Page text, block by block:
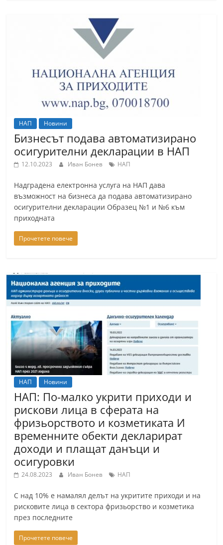
НАП Новини
Бизнесът подава автоматизирано
осигурителни декларации в НАП
12.10.2023 Иван Бонев НАП
Надградена електронна услуга на НАП дава
възможност на бизнеса да подава автоматизирано
осигурителни декларации Образец №1 и №6 към
приходната
Прочетете повече
НАП Новини
НАП: По-малко укрити приходи и
рискови лица в сферата на
фризьорството и козметиката И
временните обекти декларират
доходи и плащат данъци и
осигуровки
24.08.2023 Иван Бонев НАП
С над 10% е намалял делът на укритите приходи и на
рисковите лица в сектора фризьорство и козметика
през последните
Прочетете повече